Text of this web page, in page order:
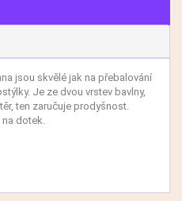
jsou skvělé jak na přebalování
Je ze dvou vrstev bavlny,
ten zaručuje prodyšnost.
na dotek.